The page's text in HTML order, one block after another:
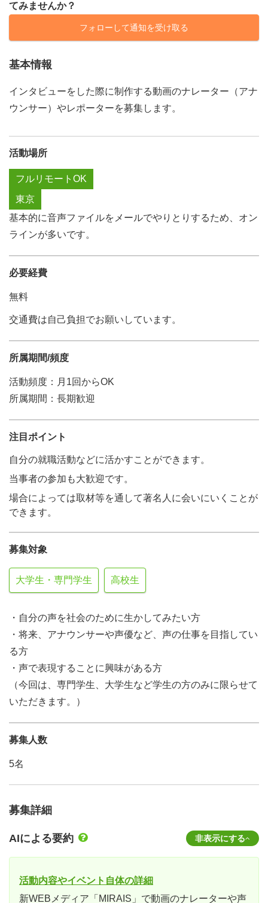
てみませんか？
フォローして通知を受け取る
基本情報
インタビューをした際に制作する動画のナレーター（アナ
ウンサー）やレポーターを募集します。
活動場所
フルリモートOK
東京
基本的に音声ファイルをメールでやりとりするため、オン
ラインが多いです。
必要経費
無料
交通費は自己負担でお願いしています。
所属期間/頻度
活動頻度：月1回からOK
所属期間：長期歓迎
注目ポイント
自分の就職活動などに活かすことができます。
当事者の参加も大歓迎です。
場合によっては取材等を通して著名人に会いにいくことが
できます。
募集対象
大学生・専門学生 高校生
・自分の声を社会のために生かしてみたい方
・将来、アナウンサーや声優など、声の仕事を目指してい
る方
・声で表現することに興味がある方
（今回は、専門学生、大学生など学生の方のみに限らせて
いただきます。）
募集人数
5名
募集詳細
AIによる要約 非表示にする
活動内容やイベント自体の詳細
新WEBメディア「MIRAIS」で動画のナレーターや声